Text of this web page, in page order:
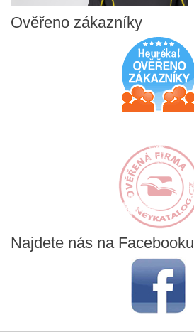
Ověřeno zákazníky
Najdete nás na Facebooku